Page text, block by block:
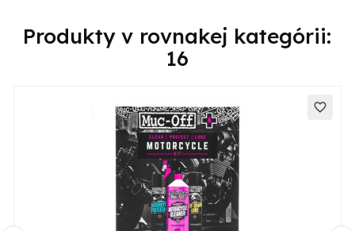
Produkty v rovnakej kategórii:
16
favorite_border